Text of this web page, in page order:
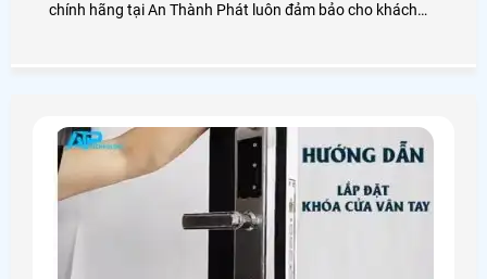
chính hãng tại An Thành Phát luôn đảm bảo cho khách